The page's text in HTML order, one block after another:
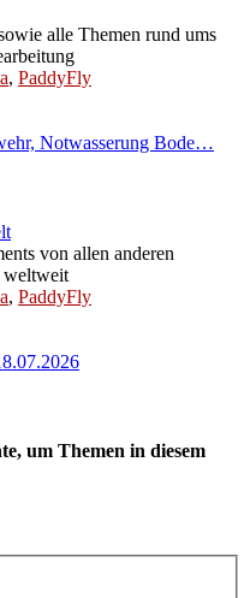
alle Themen rund ums
, PaddyFly
Notwasserung Bode…
von allen anderen
weltweit
, PaddyFly
um Themen in diesem